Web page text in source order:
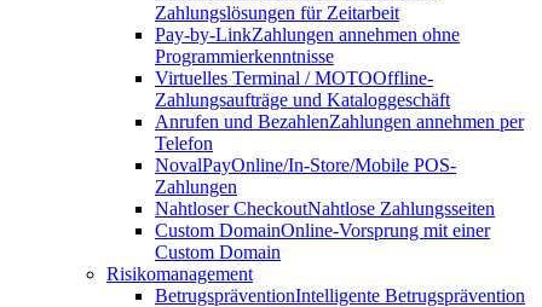
Zahlungslösungen für Zeitarbeit
Pay-by-LinkZahlungen annehmen ohne
Programmierkenntnisse
Virtuelles Terminal / MOTOOffline-
Zahlungsaufträge und Kataloggeschäft
Anrufen und BezahlenZahlungen annehmen per
Telefon
NovalPayOnline/In-Store/Mobile POS-
Zahlungen
Nahtloser CheckoutNahtlose Zahlungsseiten
Custom DomainOnline-Vorsprung mit einer
Custom Domain
Risikomanagement
BetrugspräventionIntelligente Betrugsprävention